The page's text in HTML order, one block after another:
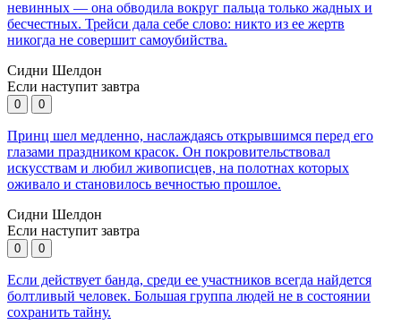
невинных — она обводила вокруг пальца только жадных и
бесчестных. Трейси дала себе слово: никто из ее жертв
никогда не совершит самоубийства.
Сидни Шелдон
Если наступит завтра
0 0
Принц шел медленно, наслаждаясь открывшимся перед его
глазами праздником красок. Он покровительствовал
искусствам и любил живописцев, на полотнах которых
оживало и становилось вечностью прошлое.
Сидни Шелдон
Если наступит завтра
0 0
Если действует банда, среди ее участников всегда найдется
болтливый человек. Большая группа людей не в состоянии
сохранить тайну.